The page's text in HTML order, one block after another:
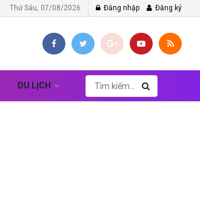
Thứ Sáu, 07/08/2026 Đăng nhập Đăng ký
DU LỊCH